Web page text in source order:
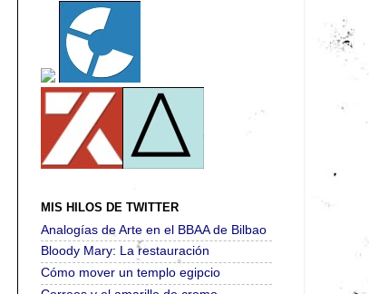
MIS HILOS DE TWITTER
Analogías de Arte en el BBAA de Bilbao
Bloody Mary: La restauración
Cómo mover un templo egipcio